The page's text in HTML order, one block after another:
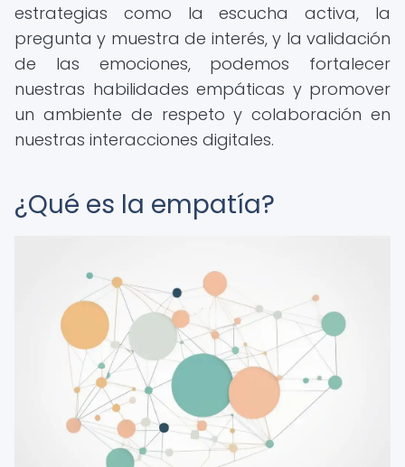
estrategias como la escucha activa, la
pregunta y muestra de interés, y la validación
de las emociones, podemos fortalecer
nuestras habilidades empáticas y promover
un ambiente de respeto y colaboración en
nuestras interacciones digitales.
¿Qué es la empatía?